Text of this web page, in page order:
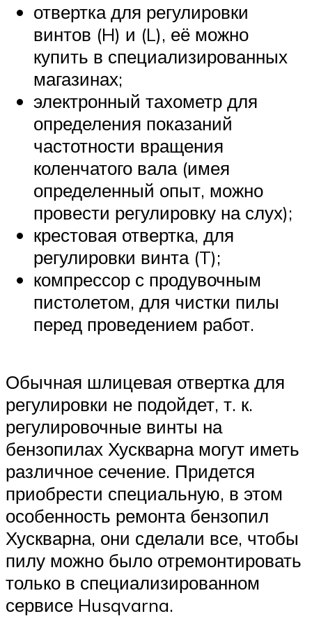
отвертка для регулировки
винтов (H) и (L), её можно
купить в специализированных
магазинах;
электронный тахометр для
определения показаний
частотности вращения
коленчатого вала (имея
определенный опыт, можно
провести регулировку на слух);
крестовая отвертка, для
регулировки винта (T);
компрессор с продувочным
пистолетом, для чистки пилы
перед проведением работ.
Обычная шлицевая отвертка для
регулировки не подойдет, т. к.
регулировочные винты на
бензопилах Хускварна могут иметь
различное сечение. Придется
приобрести специальную, в этом
особенность ремонта бензопил
Хускварна, они сделали все, чтобы
пилу можно было отремонтировать
только в специализированном
сервисе Husqvarna.